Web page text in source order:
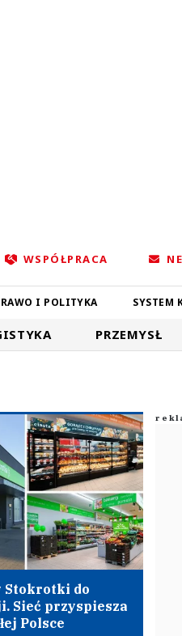
WSPÓŁPRACA
I POLITYKA SYSTEM
PRZEMYSŁ
Stokrotki do
Sieć przyspiesza
Polsce